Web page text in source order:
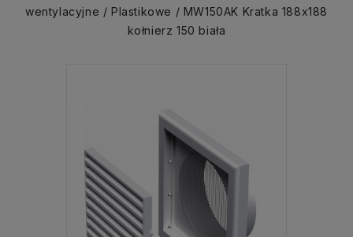
wentylacyjne
Plastikowe
MW150AK Kratka 188x188
kołnierz 150 biała